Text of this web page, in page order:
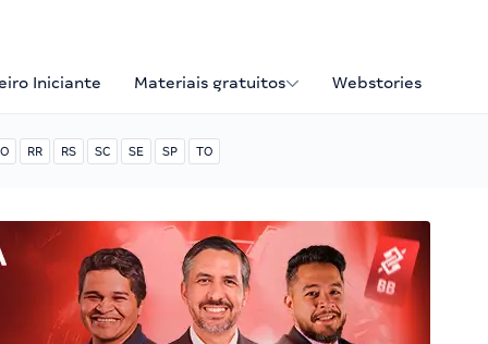
Iniciante Materiais gratuitos Webstories
RR RS SC SE SP TO